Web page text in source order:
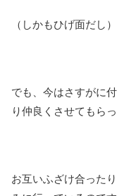
（しかもひげ面だし）
でも、今はさすがに
り仲良くさせてもらっ
お互いふざけ合った